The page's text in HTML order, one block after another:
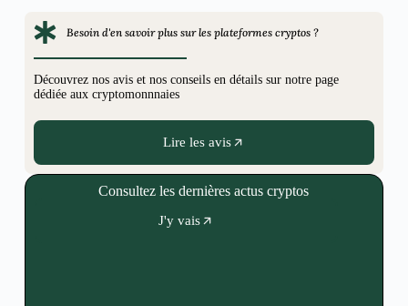
Besoin d'en savoir plus sur les plateformes cryptos ?
Découvrez nos avis et nos conseils en détails sur notre page
dédiée aux cryptomonnnaies
Lire les avis
Consultez les dernières actus cryptos
J'y vais